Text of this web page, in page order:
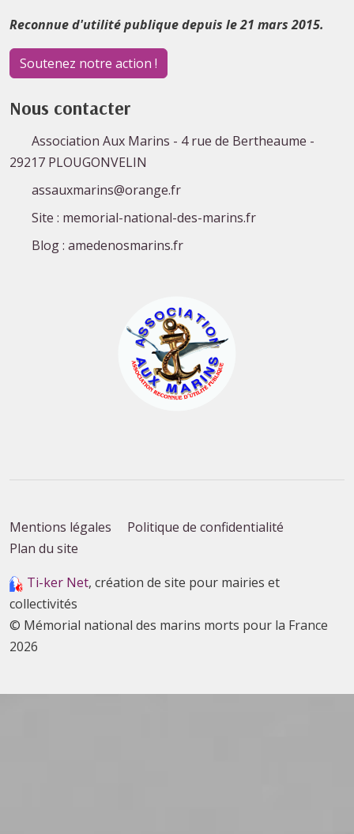
Reconnue d'utilité publique depuis le 21 mars 2015.
Soutenez notre action !
Nous contacter
Association Aux Marins - 4 rue de Bertheaume -
29217 PLOUGONVELIN
assauxmarins@orange.fr
Site : memorial-national-des-marins.fr
Blog : amedenosmarins.fr
Mentions légales
Politique de confidentialité
Plan du site
Ti-ker Net, création de site pour mairies et
collectivités
© Mémorial national des marins morts pour la France
2026